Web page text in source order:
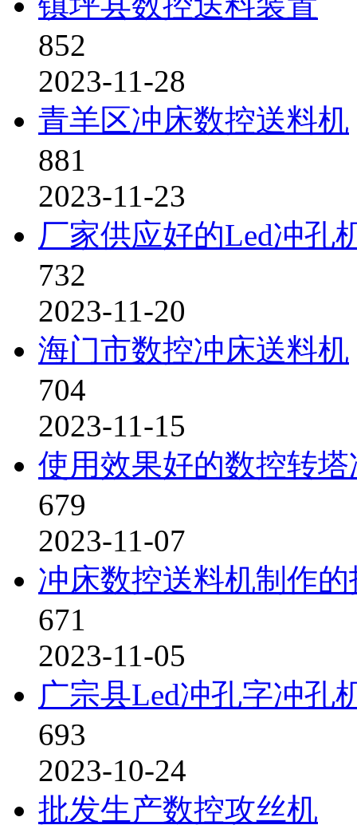
852
2023-11-28
青羊区冲床数控送料机
881
2023-11-23
厂家供应好的Led冲孔
732
2023-11-20
海门市数控冲床送料机
704
2023-11-15
使用效果好的数控转塔
679
2023-11-07
冲床数控送料机制作
671
2023-11-05
广宗县Led冲孔字冲孔
693
2023-10-24
批发生产数控攻丝机